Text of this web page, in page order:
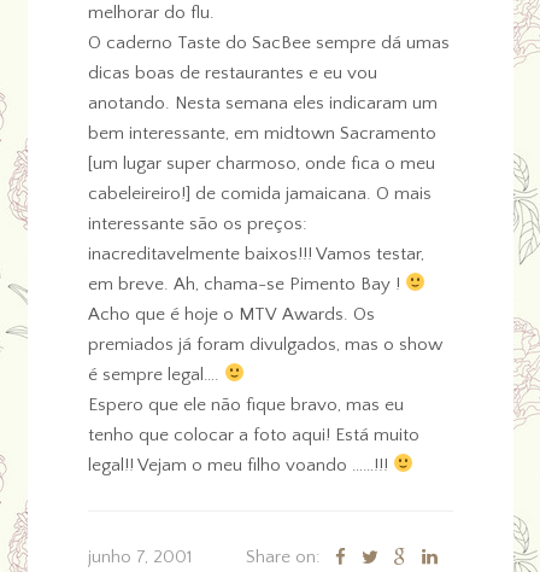
melhorar do flu.
O caderno Taste do SacBee sempre dá umas
dicas boas de restaurantes e eu vou
anotando. Nesta semana eles indicaram um
bem interessante, em midtown Sacramento
[um lugar super charmoso, onde fica o meu
cabeleireiro!] de comida jamaicana. O mais
interessante são os preços:
inacreditavelmente baixos!!! Vamos testar,
em breve. Ah, chama-se Pimento Bay !
Acho que é hoje o MTV Awards. Os
premiados já foram divulgados, mas o show
é sempre legal….
Espero que ele não fique bravo, mas eu
tenho que colocar a foto aqui! Está muito
legal!! Vejam o meu filho voando ……!!!
junho 7, 2001 Share on: